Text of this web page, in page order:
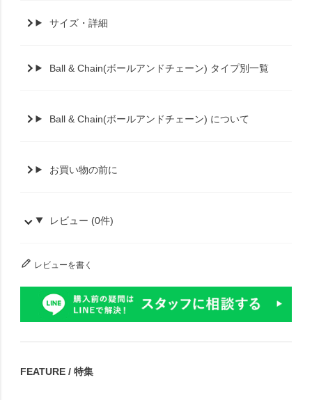
サイズ・詳細
Ball & Chain(ボールアンドチェーン) タイプ別一覧
Ball & Chain(ボールアンドチェーン) について
お買い物の前に
レビュー (0件)
レビューを書く
FEATURE / 特集